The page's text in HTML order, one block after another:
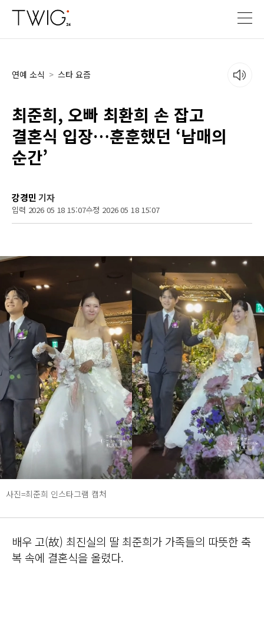
연예 소식 > 스타 요즘
최준희, 오빠 최환희 손 잡고
결혼식 입장…훈훈했던 ‘남매의
순간’
강경민 기자
입력 2026 05 18 15:07수정 2026 05 18 15:07
사진=최준희 인스타그램 캡처
배우 고(故) 최진실의 딸 최준희가 가족들의 따뜻한 축
복 속에 결혼식을 올렸다.